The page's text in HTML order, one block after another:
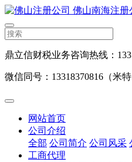
鼎立信财税业务咨询热线：
微信同号：13318370816（米特
网站首页
公司介绍
全部 公司简介 公司风采
工商代理